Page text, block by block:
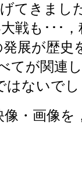
てきまし
戦も･･･，
展が歴史
てが関連
ないでし
・画像を